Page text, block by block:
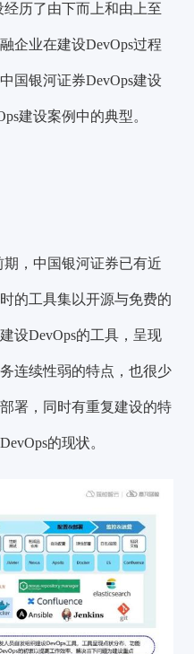
经历了由下而上和由上至
企业在建设DevOps过程
国银河证券DevOps建设
建设案例中的典型。
期，中国银河证券已有近
的工具集以开源与免费的
设DevOps的工具，呈现
连续性弱的特点，也很少
署，同时有重复建设的特
的现状。